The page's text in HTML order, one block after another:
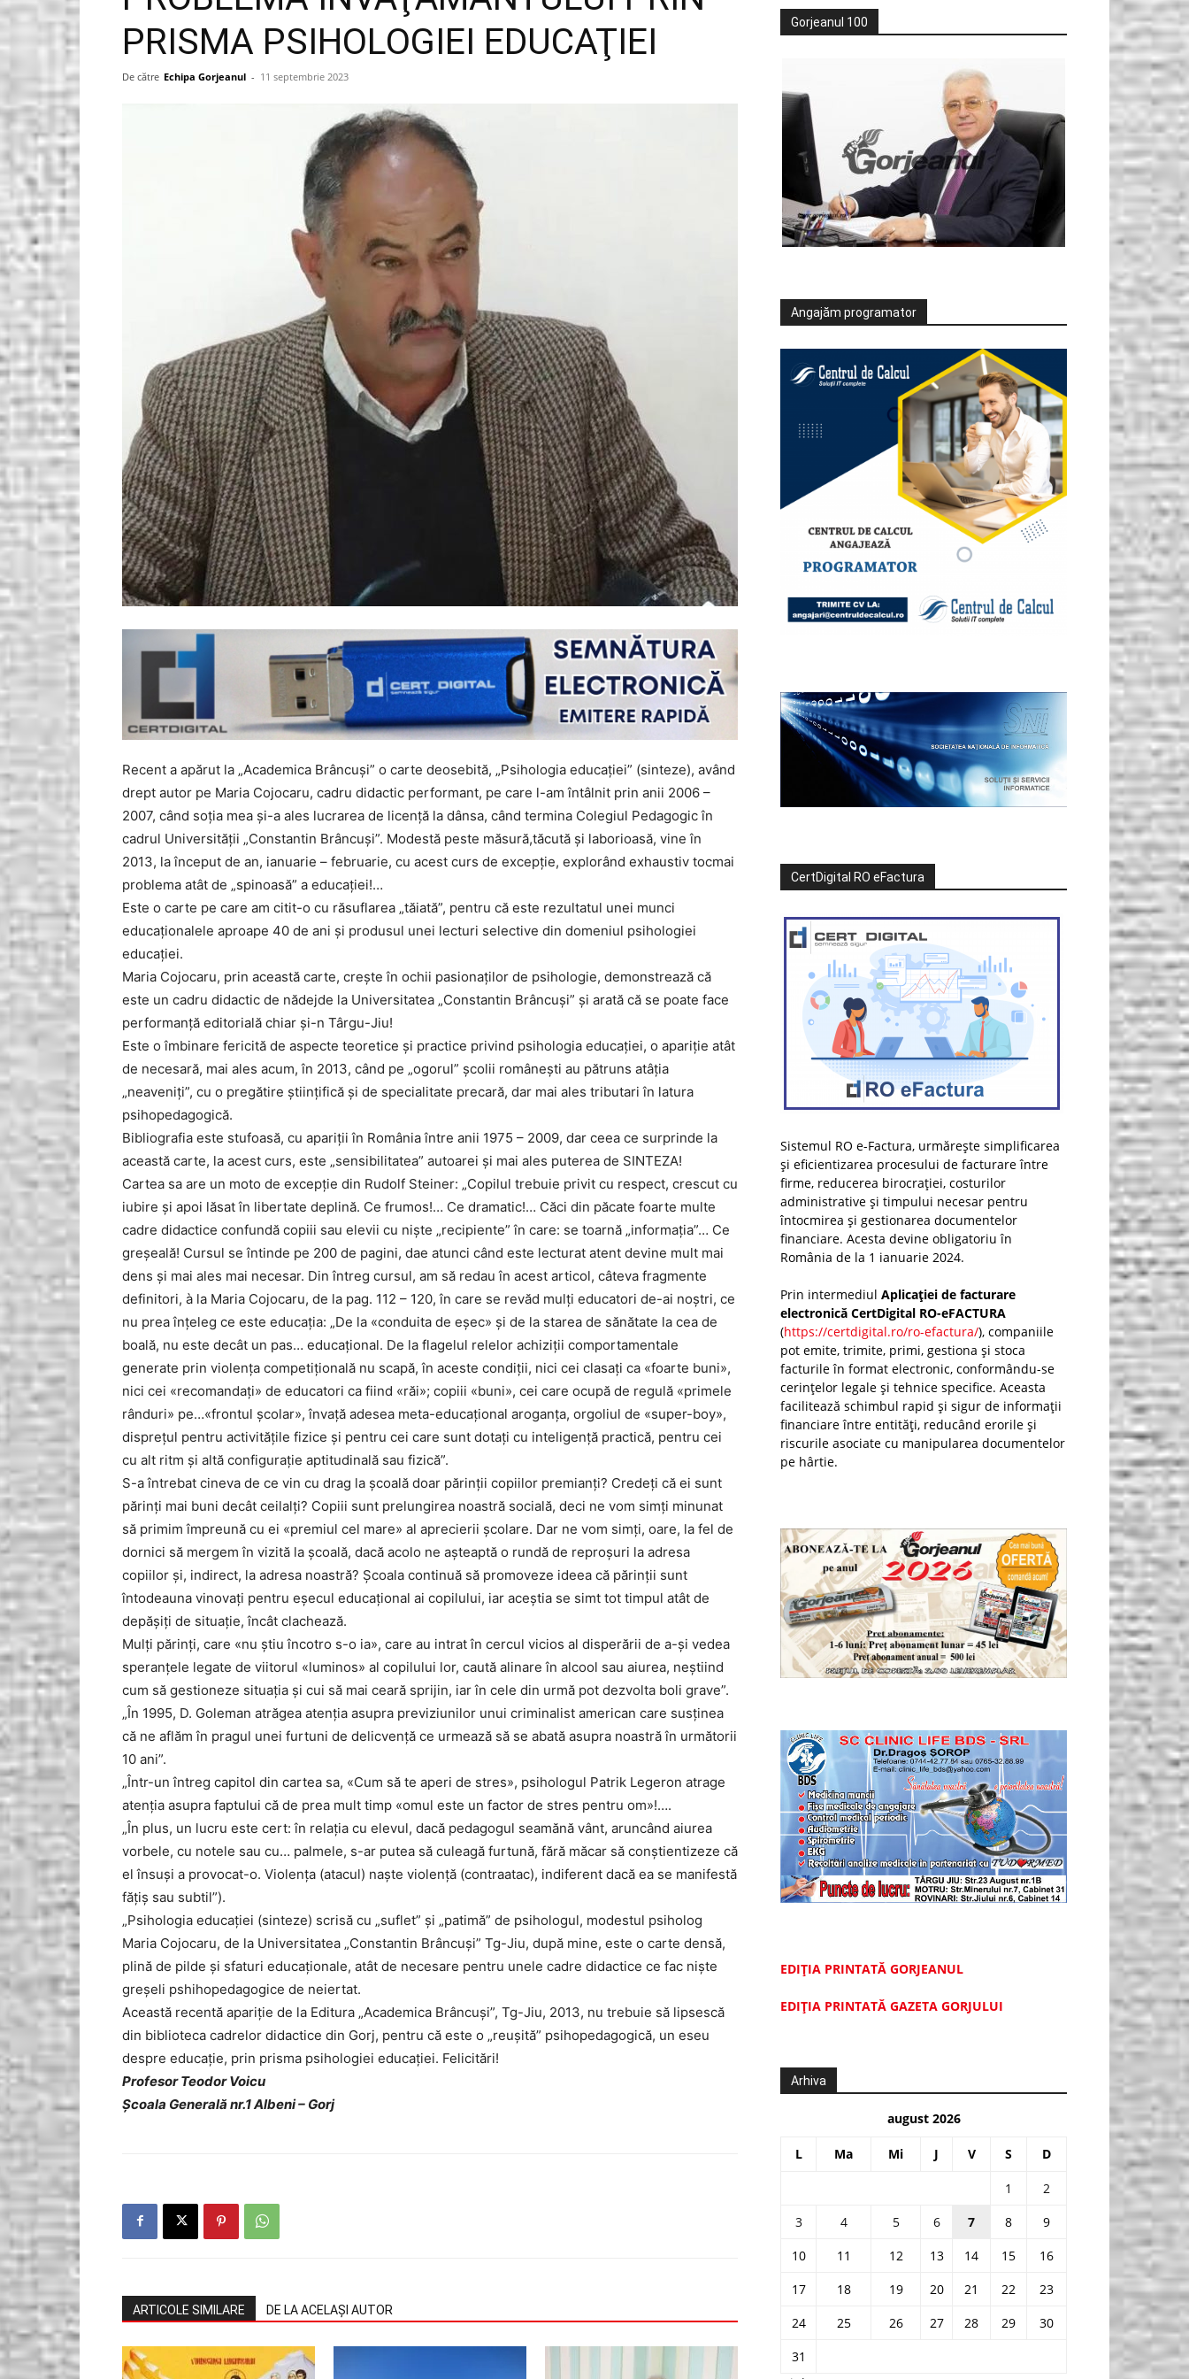
Gorjeanul.ro
PRISMA PSIHOLOGIEI EDUCAŢIEI
De către Echipa Gorjeanul - 11 septembrie 2023
Recent a apărut la „Academica Brâncuşi” o carte deosebită, „Psihologia educaţiei” (sinteze), având
drept autor pe Maria Cojocaru, cadru didactic performant, pe care l-am întâlnit prin anii 2006 –
2007, când soţia mea şi-a ales lucrarea de licenţă la dânsa, când termina Colegiul Pedagogic în
cadrul Universităţii „Constantin Brâncuşi”. Modestă peste măsură,tăcută şi laborioasă, vine în
2013, la început de an, ianuarie – februarie, cu acest curs de excepţie, explorând exhaustiv tocmai
problema atât de „spinoasă” a educaţiei!…
Este o carte pe care am citit-o cu răsuflarea „tăiată”, pentru că este rezultatul unei munci
educaţionalele aproape 40 de ani şi produsul unei lecturi selective din domeniul psihologiei
educaţiei.
Maria Cojocaru, prin această carte, creşte în ochii pasionaţilor de psihologie, demonstrează că
este un cadru didactic de nădejde la Universitatea „Constantin Brâncuşi” şi arată că se poate face
performanţă editorială chiar şi-n Târgu-Jiu!
Este o îmbinare fericită de aspecte teoretice şi practice privind psihologia educaţiei, o apariţie atât
de necesară, mai ales acum, în 2013, când pe „ogorul” şcolii româneşti au pătruns atâţia
„neaveniţi”, cu o pregătire ştiinţifică şi de specialitate precară, dar mai ales tributari în latura
psihopedagogică.
Bibliografia este stufoasă, cu apariţii în România între anii 1975 – 2009, dar ceea ce surprinde la
această carte, la acest curs, este „sensibilitatea” autoarei şi mai ales puterea de SINTEZA!
Cartea sa are un moto de excepţie din Rudolf Steiner: „Copilul trebuie privit cu respect, crescut cu
iubire şi apoi lăsat în libertate deplină. Ce frumos!… Ce dramatic!… Căci din păcate foarte multe
cadre didactice confundă copiii sau elevii cu nişte „recipiente” în care: se toarnă „informaţia”… Ce
greşeală! Cursul se întinde pe 200 de pagini, dae atunci când este lecturat atent devine mult mai
dens şi mai ales mai necesar. Din întreg cursul, am să redau în acest articol, câteva fragmente
definitori, à la Maria Cojocaru, de la pag. 112 – 120, în care se revăd mulţi educatori de-ai noştri, ce
nu prea înţeleg ce este educaţia: „De la «conduita de eşec» şi de la starea de sănătate la cea de
boală, nu este decât un pas… educaţional. De la flagelul relelor achiziţii comportamentale
generate prin violenţa competiţională nu scapă, în aceste condiţii, nici cei clasaţi ca «foarte buni»,
nici cei «recomandaţi» de educatori ca fiind «răi»; copiii «buni», cei care ocupă de regulă «primele
rânduri» pe…«frontul şcolar», învaţă adesea meta-educaţional aroganţa, orgoliul de «super-boy»,
dispreţul pentru activităţile fizice şi pentru cei care sunt dotaţi cu inteligenţă practică, pentru cei
cu alt ritm şi altă configuraţie aptitudinală sau fizică”.
S-a întrebat cineva de ce vin cu drag la şcoală doar părinţii copiilor premianţi? Credeţi că ei sunt
părinţi mai buni decât ceilalţi? Copiii sunt prelungirea noastră socială, deci ne vom simţi minunat
să primim împreună cu ei «premiul cel mare» al aprecierii şcolare. Dar ne vom simţi, oare, la fel de
dornici să mergem în vizită la şcoală, dacă acolo ne aşteaptă o rundă de reproşuri la adresa
copiilor şi, indirect, la adresa noastră? Şcoala continuă să promoveze ideea că părinţii sunt
întodeauna vinovaţi pentru eşecul educaţional ai copilului, iar aceştia se simt tot timpul atât de
depăşiţi de situaţie, încât clachează.
Mulţi părinţi, care «nu ştiu încotro s-o ia», care au intrat în cercul vicios al disperării de a-şi vedea
speranţele legate de viitorul «luminos» al copilului lor, caută alinare în alcool sau aiurea, neştiind
cum să gestioneze situaţia şi cui să mai ceară sprijin, iar în cele din urmă pot dezvolta boli grave”.
„În 1995, D. Goleman atrăgea atenţia asupra previziunilor unui criminalist american care susţinea
că ne aflăm în pragul unei furtuni de delicvenţă ce urmează să se abată asupra noastră în următorii
10 ani”.
„Într-un întreg capitol din cartea sa, «Cum să te aperi de stres», psihologul Patrik Legeron atrage
atenţia asupra faptului că de prea mult timp «omul este un factor de stres pentru om»!….
„În plus, un lucru este cert: în relaţia cu elevul, dacă pedagogul seamănă vânt, aruncând aiurea
vorbele, cu notele sau cu… palmele, s-ar putea să culeagă furtună, fără măcar să conştientizeze că
el însuşi a provocat-o. Violenţa (atacul) naşte violenţă (contraatac), indiferent dacă ea se manifestă
făţiş sau subtil”).
„Psihologia educaţiei (sinteze) scrisă cu „suflet” şi „patimă” de psihologul, modestul psiholog
Maria Cojocaru, de la Universitatea „Constantin Brâncuşi” Tg-Jiu, după mine, este o carte densă,
plină de pilde şi sfaturi educaţionale, atât de necesare pentru unele cadre didactice ce fac nişte
greşeli pshihopedagogice de neiertat.
Această recentă apariţie de la Editura „Academica Brâncuşi”, Tg-Jiu, 2013, nu trebuie să lipsescă
din biblioteca cadrelor didactice din Gorj, pentru că este o „reuşită” psihopedagogică, un eseu
despre educaţie, prin prisma psihologiei educaţiei. Felicitări!
Profesor Teodor Voicu
Şcoala Generală nr.1 Albeni – Gorj
ARTICOLE SIMILARE DE LA ACELAȘI AUTOR
Gorjeanul 100
Angajăm programator
CertDigital RO eFactura
Sistemul RO e-Factura, urmărește simplificarea
și eficientizarea procesului de facturare între
firme, reducerea birocrației, costurilor
administrative și timpului necesar pentru
întocmirea și gestionarea documentelor
financiare. Acesta devine obligatoriu în
România de la 1 ianuarie 2024.
Prin intermediul Aplicației de facturare
electronică CertDigital RO-eFACTURA
(https://certdigital.ro/ro-efactura/), companiile
pot emite, trimite, primi, gestiona și stoca
facturile în format electronic, conformându-se
cerințelor legale și tehnice specifice. Aceasta
facilitează schimbul rapid și sigur de informații
financiare între entități, reducând erorile și
riscurile asociate cu manipularea documentelor
pe hârtie.
EDIȚIA PRINTATĂ GORJEANUL
EDIŢIA PRINTATĂ GAZETA GORJULUI
Arhiva
august 2026
L Ma Mi J V S D
1
2
3
4 5 6 7 8
9
10
11 12 13 14 15
16
17
18 19 20 21 22
23
24
25 26 27 28 29
30
31